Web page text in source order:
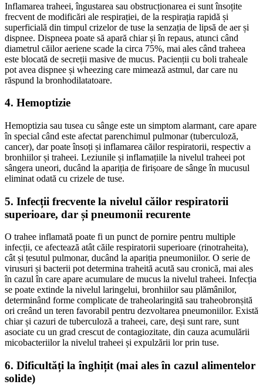
Inflamarea traheei, îngustarea sau obstrucționarea ei sunt însoțite
frecvent de modificări ale respirației, de la respirația rapidă și
superficială din timpul crizelor de tuse la senzația de lipsă de aer și
dispnee. Dispneea poate să apară chiar și în repaus, atunci când
diametrul căilor aeriene scade la circa 75%, mai ales când traheea
este blocată de secreții masive de mucus. Pacienții cu boli traheale
pot avea dispnee și wheezing care mimează astmul, dar care nu
răspund la bronhodilatatoare.
4. Hemoptizie
Hemoptizia sau tusea cu sânge este un simptom alarmant, care apare
în special când este afectat parenchimul pulmonar (tuberculoză,
cancer), dar poate însoți și inflamarea căilor respiratorii, respectiv a
bronhiilor și traheei. Leziunile și inflamațiile la nivelul traheei pot
sângera uneori, ducând la apariția de firișoare de sânge în mucusul
eliminat odată cu crizele de tuse.
5. Infecții frecvente la nivelul căilor respiratorii
superioare, dar și pneumonii recurente
O trahee inflamată poate fi un punct de pornire pentru multiple
infecții, ce afectează atât căile respiratorii superioare (rinotraheita),
cât și țesutul pulmonar, ducând la apariția pneumoniilor. O serie de
virusuri și bacterii pot determina traheită acută sau cronică, mai ales
în cazul în care apare acumulare de mucus la nivelul traheei. Infecția
se poate extinde la nivelul laringelui, bronhiilor sau plămânilor,
determinând forme complicate de traheolaringită sau traheobronșită
ori creând un teren favorabil pentru dezvoltarea pneumoniilor. Există
chiar și cazuri de tuberculoză a traheei, care, deși sunt rare, sunt
asociate cu un grad crescut de contagiozitate, din cauza acumulării
micobacteriilor la nivelul traheei și expulzării lor prin tuse.
6. Dificultăți la înghițit (mai ales în cazul alimentelor
solide)